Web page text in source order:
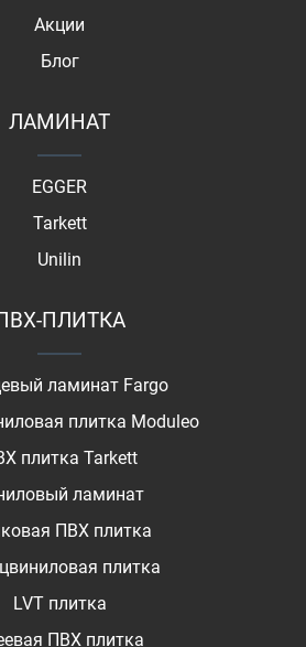
Акции
Блог
ЛАМИНАТ
EGGER
Tarkett
Unilin
ПЛИТКА
ламинат Fargo
плитка Moduleo
плитка Tarkett
ламинат
ПВХ плитка
плитка
LVT плитка
ПВХ плитка